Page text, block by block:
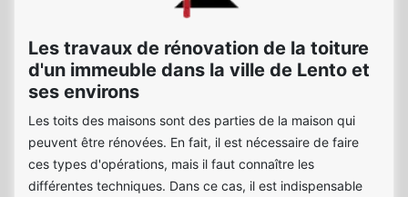
Les travaux de rénovation de la toiture
d'un immeuble dans la ville de Lento et
ses environs
Les toits des maisons sont des parties de la maison qui
peuvent être rénovées. En fait, il est nécessaire de faire
ces types d'opérations, mais il faut connaître les
différentes techniques. Dans ce cas, il est indispensable